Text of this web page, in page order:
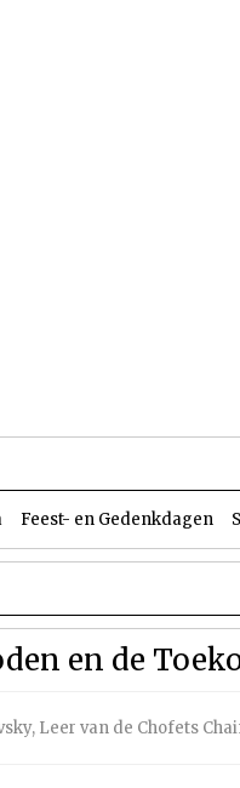
Feest- en Gedenkdagen
en de
, Leer van de Chofets